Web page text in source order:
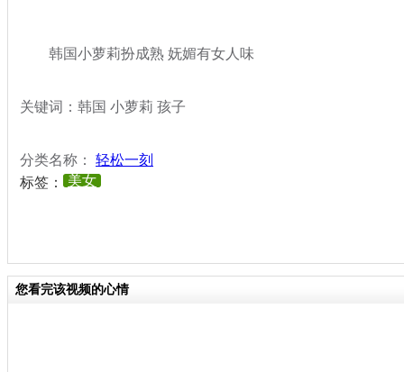
韩国小萝莉扮成熟 妩媚有女人味
关键词：韩国 小萝莉 孩子
分类名称： 轻松一刻
标签：
美女
您看完该视频的心情